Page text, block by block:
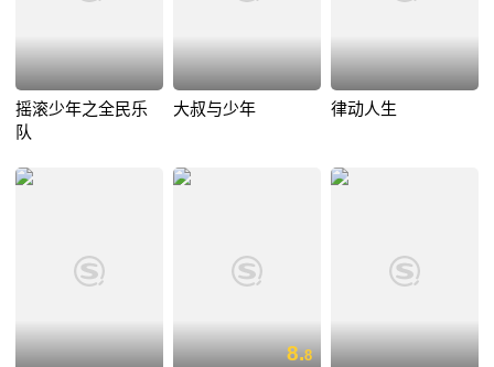
摇滚少年之全民乐
队
大叔与少年 律动人生
8.8